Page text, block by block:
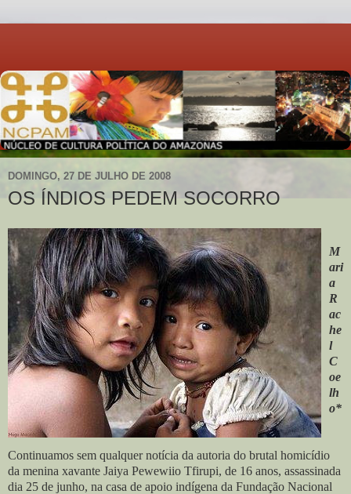
DOMINGO, 27 DE JULHO DE 2008
OS ÍNDIOS PEDEM SOCORRO
M
ari
a
R
ac
he
l
C
oe
lh
o*
Continuamos sem qualquer notícia da autoria do brutal homicídio
da menina xavante Jaiya Pewewiio Tfirupi, de 16 anos, assassinada
dia 25 de junho, na casa de apoio indígena da Fundação Nacional